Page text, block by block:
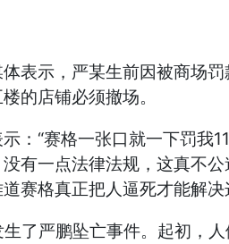
示，严某生前因被商场罚
的店铺必须撤场。
“赛格一张口就一下罚我
有一点法律法规，这真不
赛格真正把人逼死才能解决
严鹏坠亡事件。起初，人